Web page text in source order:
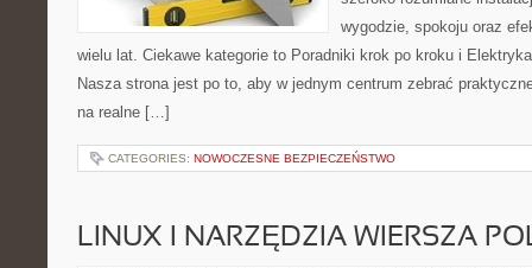
wygodzie, spokoju oraz
wielu lat. Ciekawe kategorie to Poradniki krok po kroku i
Nasza strona jest po to, aby w jednym centrum zebrać
na realne […]
CATEGORIES: NOWOCZESNE BEZPIECZEŃSTWO
LINUX I NARZĘDZIA WIERSZA